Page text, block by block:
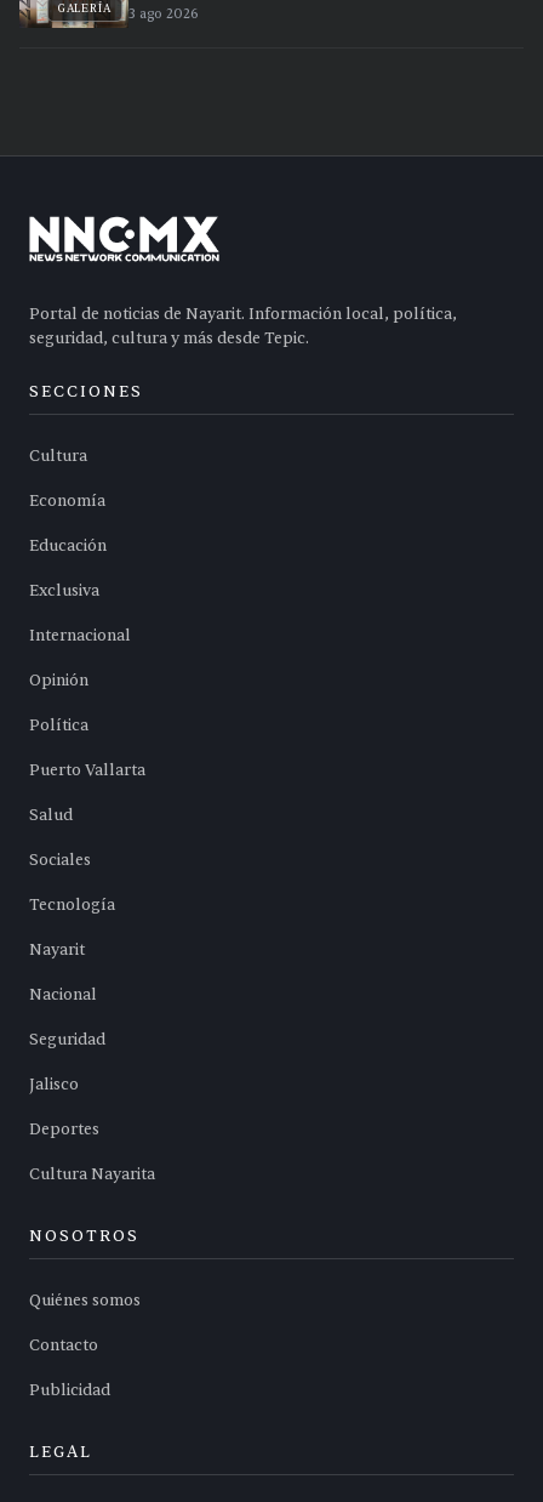
GALERÍA 3 ago 2026
Portal de noticias de Nayarit. Información local, política,
seguridad, cultura y más desde Tepic.
SECCIONES
Cultura
Economía
Educación
Exclusiva
Internacional
Opinión
Política
Puerto Vallarta
Salud
Sociales
Tecnología
Nayarit
Nacional
Seguridad
Jalisco
Deportes
Cultura Nayarita
NOSOTROS
Quiénes somos
Contacto
Publicidad
LEGAL